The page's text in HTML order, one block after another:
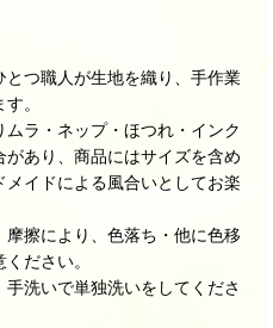
つ職人が生地を織り、手作業
。
ラ・ネップ・ほつれ・インク
あり、商品にはサイズを含め
イドによる風合いとしてお楽
擦により、色落ち・他に色移
ださい。
洗いで単独洗いをしてくださ